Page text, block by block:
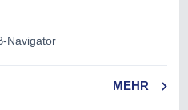
Navigator
MEHR